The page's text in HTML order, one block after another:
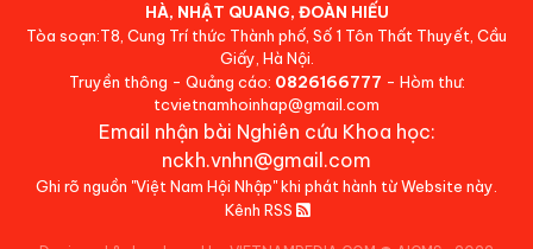
HÀ, NHẬT QUANG, ĐOÀN HIẾU
Tòa soạn:T8, Cung Trí thức Thành phố, Số 1 Tôn Thất Thuyết, Cầu
Giấy, Hà Nội.
Truyền thông - Quảng cáo: 0826166777 - Hòm thư:
tcvietnamhoinhap@gmail.com
Email nhận bài Nghiên cứu Khoa học:
nckh.vnhn@gmail.com
Ghi rõ nguồn "Việt Nam Hội Nhập" khi phát hành từ Website này.
Kênh RSS